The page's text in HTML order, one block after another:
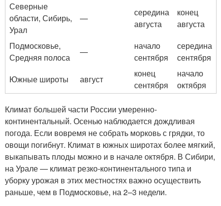
Северные
области, Сибирь,
Урал
—
середина
августа
конец
августа
Подмосковье,
Средняя полоса
—
начало
сентября
середина
сентября
Южные широты
август
конец
сентября
начало
октября
Климат большей части России умеренно-
континентальный. Осенью наблюдается дождливая
погода. Если вовремя не собрать морковь с грядки, то
овощи погибнут. Климат в южных широтах более мягкий,
выкапывать плоды можно и в начале октября. В Сибири,
на Урале — климат резко-континентального типа и
уборку урожая в этих местностях важно осуществить
раньше, чем в Подмосковье, на 2–3 недели.